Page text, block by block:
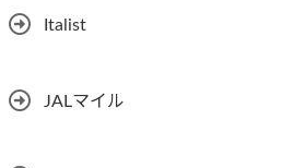
Italist
JALマイル